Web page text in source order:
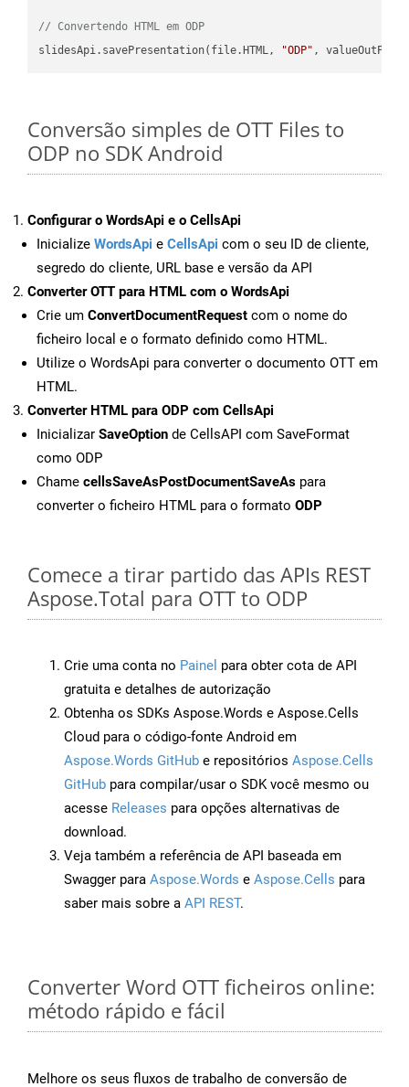
// Convertendo HTML em ODP
slidesApi.savePresentation(file.HTML,
"ODP"
Conversão simples de OTT Files to
ODP no SDK Android
Configurar o WordsApi e o CellsApi
Inicialize WordsApi e CellsApi com o seu ID de cliente,
segredo do cliente, URL base e versão da API
Converter OTT para HTML com o WordsApi
Crie um ConvertDocumentRequest com o nome do
ficheiro local e o formato definido como HTML.
Utilize o WordsApi para converter o documento OTT em
HTML.
Converter HTML para ODP com CellsApi
Inicializar SaveOption de CellsAPI com SaveFormat
como ODP
Chame cellsSaveAsPostDocumentSaveAs para
converter o ficheiro HTML para o formato ODP
Comece a tirar partido das APIs REST
Aspose.Total para OTT to ODP
Crie uma conta no Painel para obter cota de API
gratuita e detalhes de autorização
Obtenha os SDKs Aspose.Words e Aspose.Cells
Cloud para o código-fonte Android em
Aspose.Words GitHub e repositórios Aspose.Cells
GitHub para compilar/usar o SDK você mesmo ou
acesse Releases para opções alternativas de
download.
Veja também a referência de API baseada em
Swagger para Aspose.Words e Aspose.Cells para
saber mais sobre a API REST.
Converter Word OTT ficheiros online:
método rápido e fácil
Melhore os seus fluxos de trabalho de conversão de